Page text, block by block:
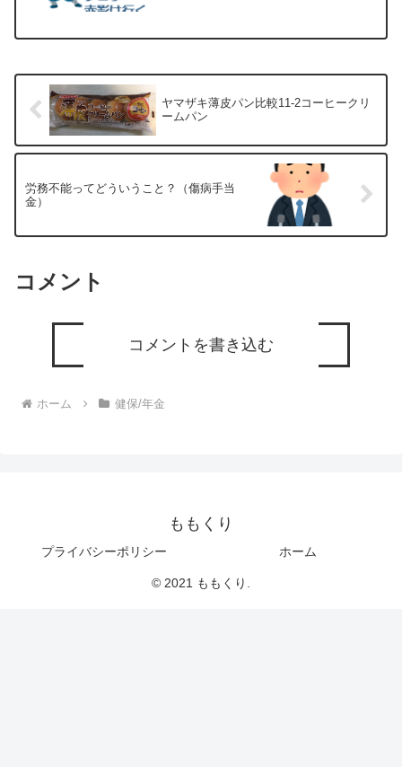
たのでご参考までにご覧ください。予決
ヤマザキ薄皮パン比較11-2コーヒークリ
ームパン
労務不能ってどういうこと？（傷病手当
金）
コメント
コメントを書き込む
ホーム 健保/年金
ももくり
プライバシーポリシー ホーム
© 2021 ももくり.